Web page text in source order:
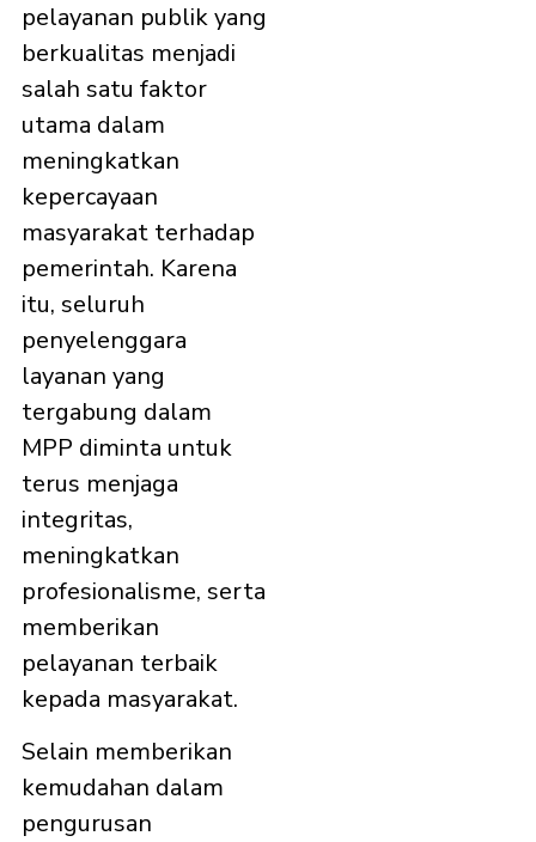
pelayanan publik yang
berkualitas menjadi
salah satu faktor
utama dalam
meningkatkan
kepercayaan
masyarakat terhadap
pemerintah. Karena
itu, seluruh
penyelenggara
layanan yang
tergabung dalam
MPP diminta untuk
terus menjaga
integritas,
meningkatkan
profesionalisme, serta
memberikan
pelayanan terbaik
kepada masyarakat.
Selain memberikan
kemudahan dalam
pengurusan